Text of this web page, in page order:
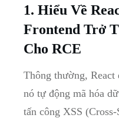
1. Hiểu Về
Frontend Trở
Cho RCE
Thông thường,
nó tự động mã hóa
tấn công XSS